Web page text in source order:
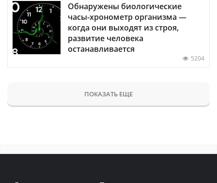
Обнаружены биологические
часы-хронометр организма —
когда они выходят из строя,
развитие человека
останавливается
5204
ПОКАЗАТЬ ЕЩЕ